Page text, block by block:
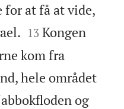
at få at vide,


13 Kongen
kom fra
hele området
og